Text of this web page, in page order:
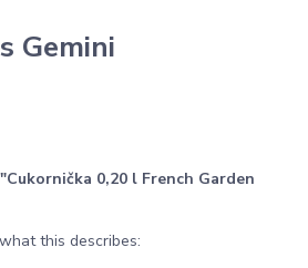
Gemini
"Cukornička 0,20 l French Garden
this describes: